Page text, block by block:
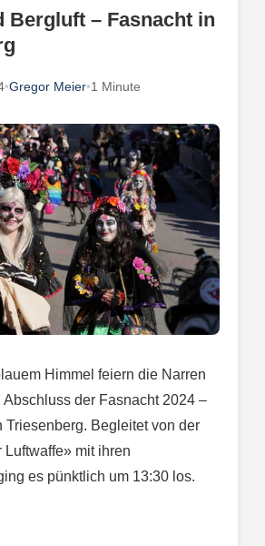
Bergluft – Fasnacht in
•Gregor Meier•1 Minute
Himmel feiern die Narren
der Fasnacht 2024 –
Triesenberg. Begleitet von der
Luftwaffe» mit ihren
es pünktlich um 13:30 los.